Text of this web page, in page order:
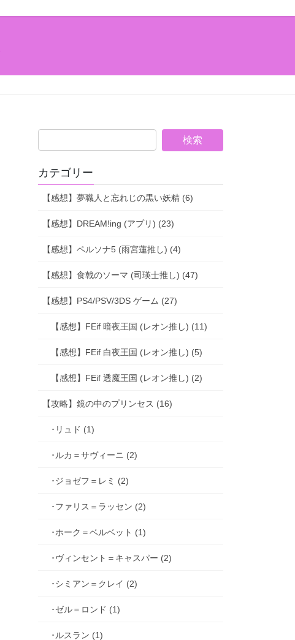
カテゴリー
【感想】夢職人と忘れじの黒い妖精 (6)
【感想】DREAM!ing (アプリ) (23)
【感想】ペルソナ5 (雨宮蓮推し) (4)
【感想】食戟のソーマ (司瑛士推し) (47)
【感想】PS4/PSV/3DS ゲーム (27)
【感想】FEif 暗夜王国 (レオン推し) (11)
【感想】FEif 白夜王国 (レオン推し) (5)
【感想】FEif 透魔王国 (レオン推し) (2)
【攻略】鏡の中のプリンセス (16)
･リュド (1)
･ルカ＝サヴィーニ (2)
･ジョゼフ＝レミ (2)
･ファリス＝ラッセン (2)
･ホーク＝ベルベット (1)
･ヴィンセント＝キャスパー (2)
･シミアン＝クレイ (2)
･ゼル＝ロンド (1)
･ルスラン (1)